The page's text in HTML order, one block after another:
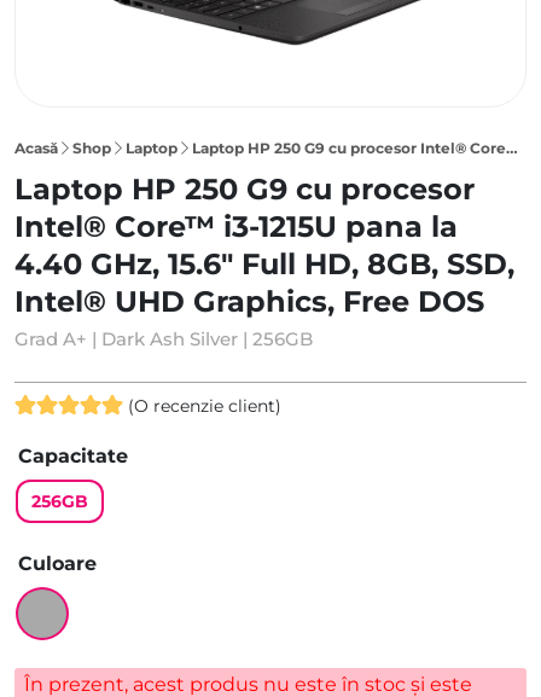
Acasă Shop Laptop Laptop HP 250 G9 cu procesor Intel® Core™ i3-1215U pana la 4.40 GHz, 15.6″ Full HD, 8GB, 256GB SSD, Intel® UHD Graphics, Free DOS, Dark Ash Silver
Laptop HP 250 G9 cu procesor
Intel® Core™ i3-1215U pana la
4.40 GHz, 15.6" Full HD, 8GB, SSD,
Intel® UHD Graphics, Free DOS
Grad A+ | Dark Ash Silver | 256GB
5.00din 5
pe baza
unei singure
evaluări
(O recenzie client)
Capacitate
256GB
Culoare
În prezent, acest produs nu este în stoc și este